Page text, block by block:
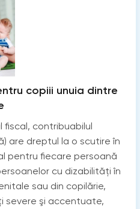
copiii unuia dintre
fiscal, contribuabilul
are dreptul la o scutire în
pentru fiecare persoană
cu dizabilităţi în
sau din copilărie,
severe şi accentuate,